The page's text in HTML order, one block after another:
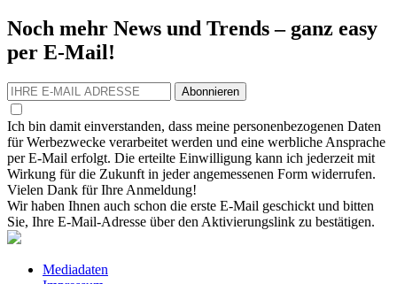
Noch mehr News und Trends – ganz easy
per E-Mail!
Abonnieren
Ich bin damit einverstanden, dass meine personenbezogenen Daten
für Werbezwecke verarbeitet werden und eine werbliche Ansprache
per E-Mail erfolgt. Die erteilte Einwilligung kann ich jederzeit mit
Wirkung für die Zukunft in jeder angemessenen Form widerrufen.
Vielen Dank für Ihre Anmeldung!
Wir haben Ihnen auch schon die erste E-Mail geschickt und bitten
Sie, Ihre E-Mail-Adresse über den Aktivierungslink zu bestätigen.
Mediadaten